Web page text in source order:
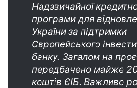
Надзвичайної
програми для
України за підтримки
Європейського
банку. Загалом на
передбачено майже
коштів ЄІБ. Важливо